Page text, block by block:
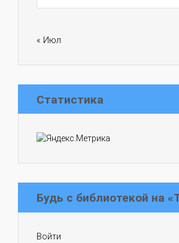
« Июл
Статистика
Будь с библиотекой на
Войти